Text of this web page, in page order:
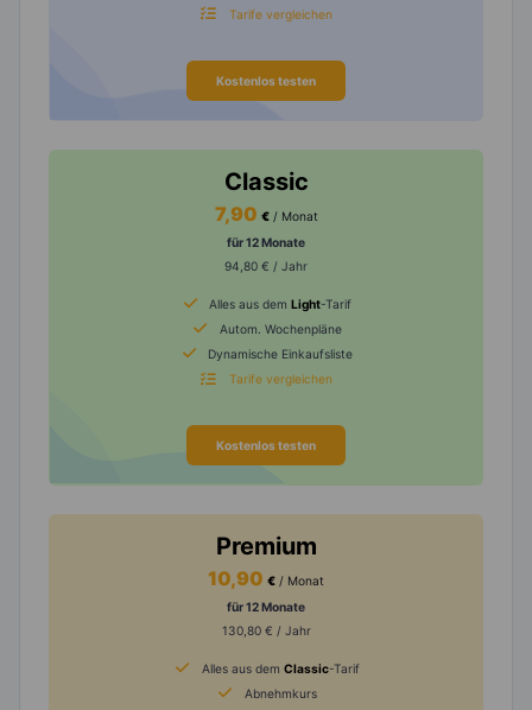
Tarife vergleichen
Kostenlos testen
Classic
7,90 € / Monat
für 12 Monate
94,80 € / Jahr
Alles aus dem Light-Tarif
Autom. Wochenpläne
Dynamische Einkaufsliste
Tarife vergleichen
Kostenlos testen
Premium
10,90 € / Monat
für 12 Monate
130,80 € / Jahr
Alles aus dem Classic-Tarif
Abnehmkurs